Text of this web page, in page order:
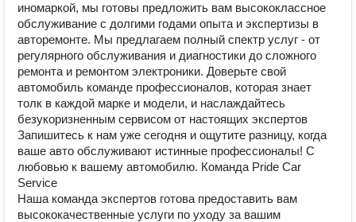
иномаркой, мы готовы предложить вам высококлассное
обслуживание с долгими годами опыта и экспертизы в
авторемонте. Мы предлагаем полный спектр услуг - от
регулярного обслуживания и диагностики до сложного
ремонта и ремонтом электроники. Доверьте свой
автомобиль команде профессионалов, которая знает
толк в каждой марке и модели, и наслаждайтесь
безукоризненным сервисом от настоящих экспертов
Запишитесь к нам уже сегодня и ощутите разницу, когда
ваше авто обслуживают истинные профессионалы! С
любовью к вашему автомобилю. Команда Pride Car
Service
Наша команда экспертов готова предоставить вам
высококачественные услуги по уходу за вашим